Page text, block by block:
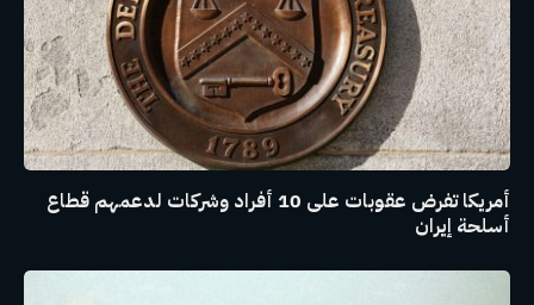
أمريكا تفرض عقوبات على 10 أفراد وشركات لدعمهم قطاع
أسلحة إيران